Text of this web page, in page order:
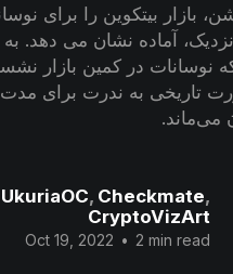
بازار بیتکوین را برای
نزدیک، آماده نشان می دهد.
در کمین بازار
تاریخی به ندرت برای
می‌ماند.
UkuriaOC, Checkmate,
CryptoVizArt
Oct 19, 2022 • 2 min read